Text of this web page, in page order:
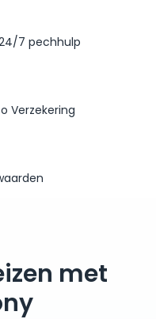
7 pechhulp
Verzekering
met